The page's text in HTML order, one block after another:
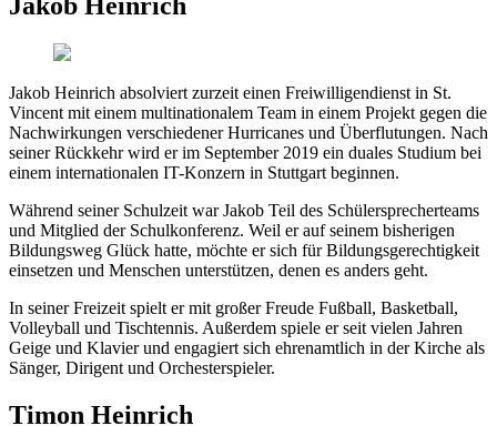
Jakob Heinrich
Jakob Heinrich absolviert zurzeit einen Freiwilligendienst in St.
Vincent mit einem multinationalem Team in einem Projekt gegen die
Nachwirkungen verschiedener Hurricanes und Überflutungen. Nach
seiner Rückkehr wird er im September 2019 ein duales Studium bei
einem internationalen IT-Konzern in Stuttgart beginnen.
Während seiner Schulzeit war Jakob Teil des Schülersprecherteams
und Mitglied der Schulkonferenz. Weil er auf seinem bisherigen
Bildungsweg Glück hatte, möchte er sich für Bildungsgerechtigkeit
einsetzen und Menschen unterstützen, denen es anders geht.
In seiner Freizeit spielt er mit großer Freude Fußball, Basketball,
Volleyball und Tischtennis. Außerdem spiele er seit vielen Jahren
Geige und Klavier und engagiert sich ehrenamtlich in der Kirche als
Sänger, Dirigent und Orchesterspieler.
Timon Heinrich